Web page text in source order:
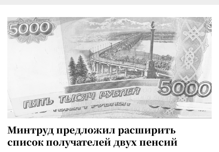
Минтруд предложил расширить
список получателей двух пенсий